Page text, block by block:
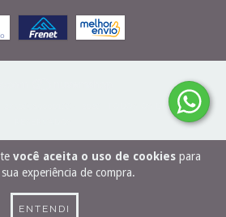
você aceita o uso de cookiespara
experiência de compra.
ENTENDI
- 2026. TODOS OS DIREITOS